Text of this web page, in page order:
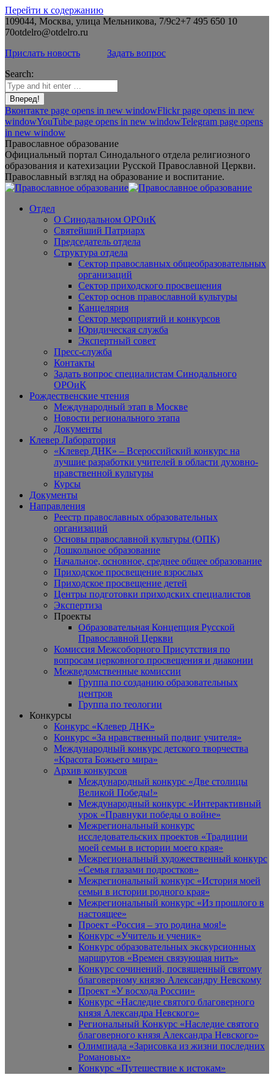
Перейти к содержанию
109044, Москва, улица Мельникова, 7/9с2+7 495 650 10
70otdelro@otdelro.ru
Прислать новость
Задать вопрос
Search:
Вконтакте page opens in new windowFlickr page opens in new
windowYouTube page opens in new windowTelegram page opens
in new window
Православное образование
Официальный портал Синодального отдела религиозного
образования и катехизации Русской Православной Церкви.
Православный взгляд на образование и воспитание.
Отдел
О Синодальном ОРОиК
Святейший Патриарх
Председатель отдела
Структура отдела
Сектор православных общеобразовательных
организаций
Сектор приходского просвещения
Сектор основ православной культуры
Канцелярия
Сектор мероприятий и конкурсов
Юридическая служба
Экспертный совет
Пресс-служба
Контакты
Задать вопрос специалистам Синодального
ОРОиК
Рождественские чтения
Международный этап в Москве
Новости регионального этапа
Документы
Клевер Лаборатория
«Клевер ДНК» – Всероссийский конкурс на
лучшие разработки учителей в области духовно-
нравственной культуры
Курсы
Документы
Направления
Реестр православных образовательных
организаций
Основы православной культуры (ОПК)
Дошкольное образование
Начальное, основное, среднее общее образование
Приходское просвещение взрослых
Приходское просвещение детей
Центры подготовки приходских специалистов
Экспертиза
Проекты
Образовательная Концепция Русской
Православной Церкви
Комиссия Межсоборного Присутствия по
вопросам церковного просвещения и диаконии
Межведомственные комиссии
Группа по созданию образовательных
центров
Группа по теологии
Конкурсы
Конкурс «Клевер ДНК»
Конкурс «За нравственный подвиг учителя»
Международный конкурс детского творчества
«Красота Божьего мира»
Архив конкурсов
Международный конкурс «Две столицы
Великой Победы!»
Международный конкурс «Интерактивный
урок «Правнуки победы о войне»
Межрегиональный конкурс
исследовательских проектов «Традиции
моей семьи в истории моего края»
Межрегиональный художественный конкурс
«Семья глазами подростков»
Межрегиональный конкурс «История моей
семьи в истории родного края»
Межрегиональный конкурс «Из прошлого в
настоящее»
Проект «Россия – это родина моя!»
Конкурс «Учитель и ученик»
Конкурс образовательных экскурсионных
маршрутов «Времен связующая нить»
Конкурс сочинений, посвященный святому
благоверному князю Александру Невскому
Проект «У восхода России»
Конкурс «Наследие святого благоверного
князя Александра Невского»
Региональный Конкурс «Наследие святого
благоверного князя Александра Невского»
Олимпиада «Зарисовка из жизни последних
Романовых»
Конкурс «Путешествие к истокам»